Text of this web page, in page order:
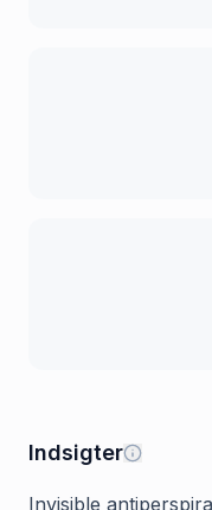
Indsigter
Invisible